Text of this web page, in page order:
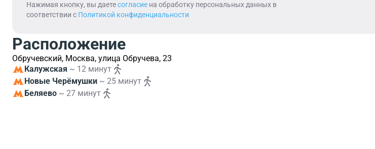
Нажимая кнопку, вы даетесогласие на обработку персональных данных в
соответствии с Политикой конфиденциальности
Расположение
Обручевский, Москва, улица Обручева, 23
Калужская ~ 12 минут
Новые Черёмушки ~ 25 минут
Беляево ~ 27 минут